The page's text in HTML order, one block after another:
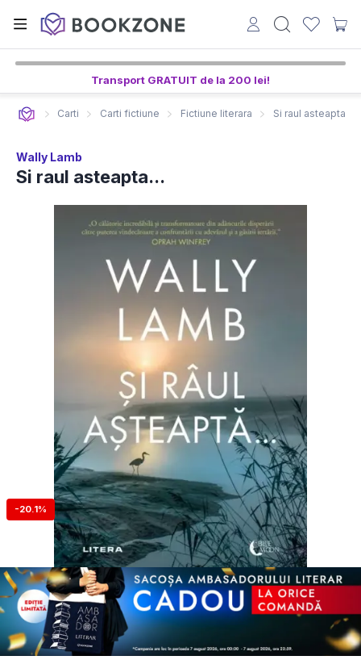
Transport GRATUIT de la 200 lei!
Carti Carti fictiune Fictiune literara Si raul asteapta...
Wally Lamb
Si raul asteapta...
-20.1%